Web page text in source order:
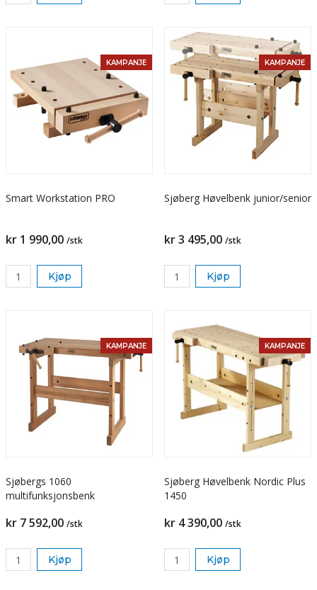
KAMPANJE
Smart Workstation PRO
kr 1 990,00 /stk
Kjøp
KAMPANJE
Sjøberg Høvelbenk junior/senior
kr 3 495,00 /stk
Kjøp
KAMPANJE
Sjøbergs 1060
multifunksjonsbenk
kr 7 592,00 /stk
Kjøp
KAMPANJE
Sjøberg Høvelbenk Nordic Plus
1450
kr 4 390,00 /stk
Kjøp